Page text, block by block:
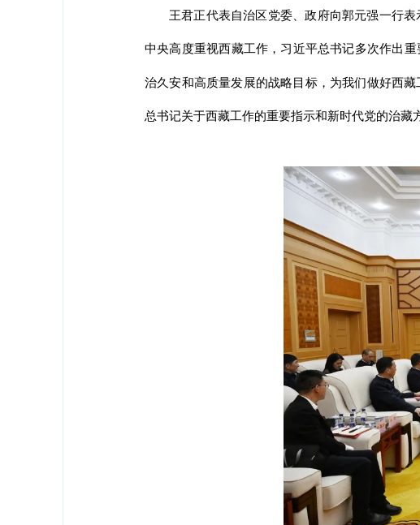
王君正代表自治区党委、政府向郭元强一行
中央高度重视西藏工作，习近平总书记多次作出
治久安和高质量发展的战略目标，为我们做好西
总书记关于西藏工作的重要指示和新时代党的治藏